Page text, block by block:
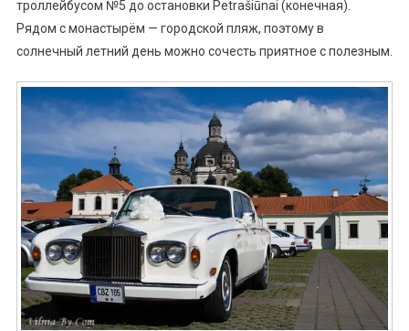
троллейбусом №5 до остановки Petrašiūnai (конечная).
Рядом с монастырём — городской пляж, поэтому в
солнечный летний день можно сочесть приятное с полезным.